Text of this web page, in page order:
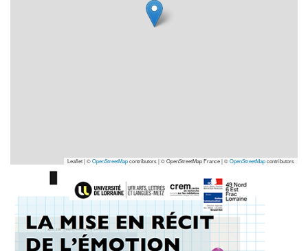
Leaflet | ©OpenStreetMapcontributors|© OpenStreetMap France | ©OpenStreetMapcontributors